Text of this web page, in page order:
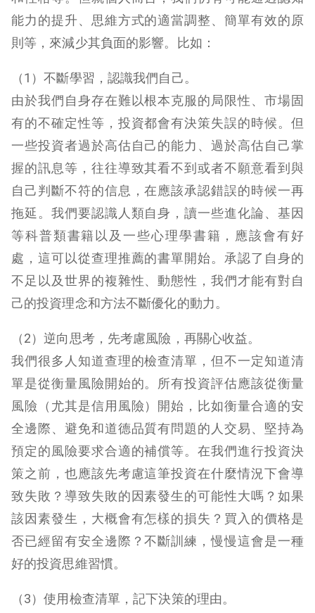
能力的提升、思維方式的適當調整、簡單有效的原
則等，來減少其負面的影響。比如：
（1）不斷學習，認識我們自己。
由於我們自身存在難以根本克服的局限性、市場固
有的不確定性等，投資都會有決策失誤的時候。但
一些投資者過於高估自己的能力、過於高估自己掌
握的訊息等，往往導致其看不到或者不願意看到與
自己判斷不符的信息，在應該承認錯誤的時候一再
拖延。我們要認識人類自身，讀一些進化論、基因
等科普類書籍以及一些心理學書籍，應該會有好
處，這可以從查理推薦的書單開始。承認了自身的
不足以及世界的複雜性、動態性，我們才能有對自
己的投資理念和方法不斷優化的動力。
（2）逆向思考，先考慮風險，再關心收益。
我們很多人知道查理的檢查清單，但不一定知道清
單是從衡量風險開始的。所有投資評估應該從衡量
風險（尤其是信用風險）開始，比如衡量合適的安
全邊際、避免和道德品質有問題的人交易、堅持為
預定的風險要求合適的補償等。在我們進行投資決
策之前，也應該先考慮這筆投資在什麼情況下會導
致失敗？導致失敗的因素發生的可能性大嗎？如果
該因素發生，大概會有怎樣的損失？買入的價格是
否已經留有安全邊際？不斷訓練，慢慢這會是一種
好的投資思維習慣。
（3）使用檢查清單，記下決策的理由。